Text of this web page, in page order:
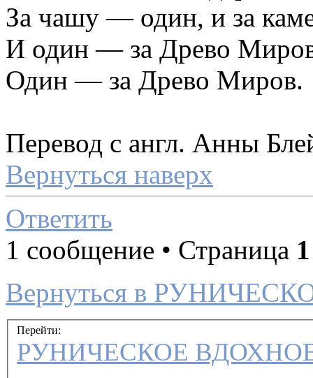
За чашу — один, и за
И один — за Древо
Один — за Древо Миров.
Перевод с англ. Анны
Вернуться наверх
Ответить
1 сообщение • Страница 1
Вернуться в
Перейти:
РУНИЧЕСКОЕ